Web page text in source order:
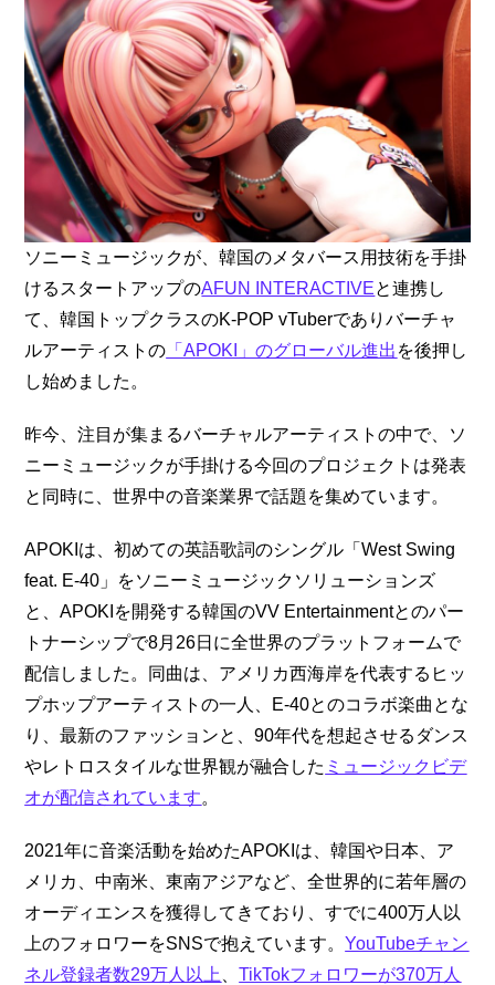
ソニーミュージックが、韓国のメタバース用技術を手掛
けるスタートアップのAFUN INTERACTIVEと連携し
て、韓国トップクラスのK-POP vTuberでありバーチャ
ルアーティストの 「APOKI」のグローバル進出 を後押し
し始めました。
昨今、注目が集まるバーチャルアーティストの中で、ソ
ニーミュージックが手掛ける今回のプロジェクトは発表
と同時に、世界中の音楽業界で話題を集めています。
APOKIは、初めての英語歌詞のシングル「West Swing
feat. E-40」をソニーミュージックソリューションズ
と、APOKIを開発する韓国のVV Entertainmentとのパー
トナーシップで8月26日に全世界のプラットフォームで
配信しました。同曲は、アメリカ西海岸を代表するヒッ
プホップアーティストの一人、E-40とのコラボ楽曲とな
り、最新のファッションと、90年代を想起させるダンス
やレトロスタイルな世界観が融合した ミュージックビデ
オが配信されています。
2021年に音楽活動を始めたAPOKIは、韓国や日本、ア
メリカ、中南米、東南アジアなど、全世界的に若年層の
オーディエンスを獲得してきており、すでに400万人以
上のフォロワーをSNSで抱えています。YouTubeチャン
ネル登録者数29万人以上
、TikTokフォロワーが370万人